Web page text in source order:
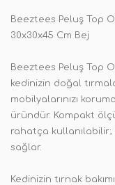
Beeztees Peluş Top
30x30x45 Cm Bej
Beeztees Peluş Top
kedinizin doğal
mobilyalarınızı
üründür. Kompakt
rahatça kullanılabilir;
sağlar.
Kedinizin tırnak